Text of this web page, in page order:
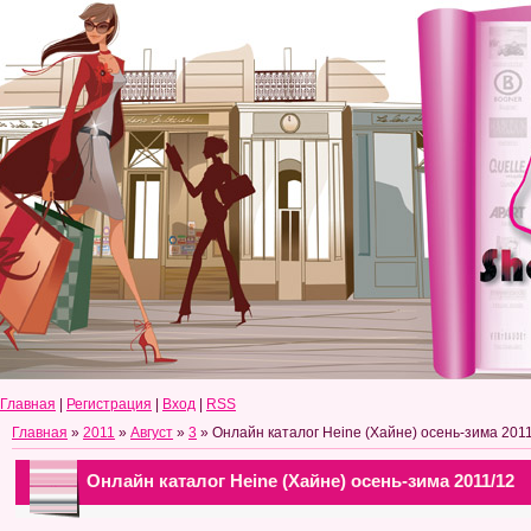
Главная Регистрация Вход
RSS
Главная » 2011 » Август » 3 » Онлайн каталог Heine (Хайне) осень-зима
Онлайн каталог Heine (Хайне) осень-зима 2011/12